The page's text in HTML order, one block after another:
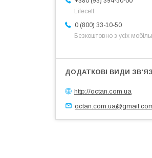
Lifecell
0 (800) 33-10-50
Безкоштовно з усіх
http://octan.com.ua